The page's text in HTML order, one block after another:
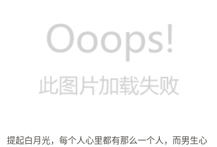
提起白月光，每个人心里都有那么一个人，而男生心